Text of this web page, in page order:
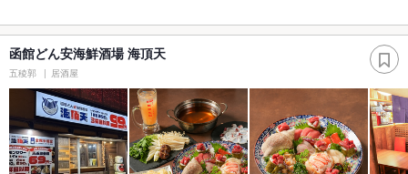
函館どん安海鮮酒場 海頂天
五稜郭 居酒屋